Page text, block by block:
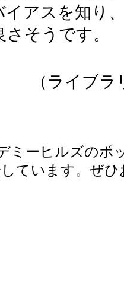
イアスを知り
そうです。
（ライブ
ミーヒルズのポ
ています。ぜ